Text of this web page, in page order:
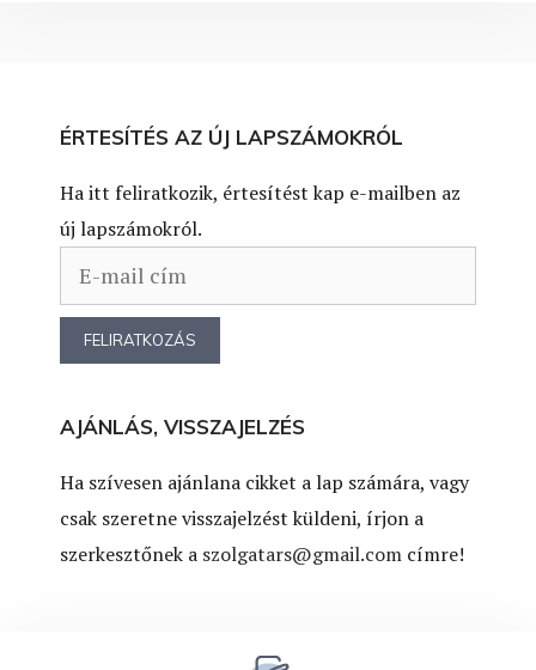
ÉRTESÍTÉS AZ ÚJ LAPSZÁMOKRÓL
Ha itt feliratkozik, értesítést kap e-mailben az
új lapszámokról.
AJÁNLÁS, VISSZAJELZÉS
Ha szívesen ajánlana cikket a lap számára, vagy
csak szeretne visszajelzést küldeni, írjon a
szerkesztőnek a szolgatars@gmail.com címre!